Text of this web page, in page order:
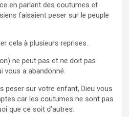
en parlant des coutumes et
faisaient peser sur le peuple
cela à plusieurs reprises.
ne peut pas et ne doit pas
vous a abandonné.
peser sur votre enfant, Dieu vous
car les coutumes ne sont pas
que ce soit d’autres.